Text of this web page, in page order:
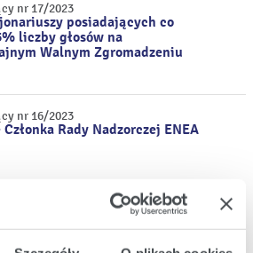
nr 17/2023
posiadających co
liczby głosów na
Walnym Zgromadzeniu
nr 16/2023
Członka Rady Nadzorczej ENEA